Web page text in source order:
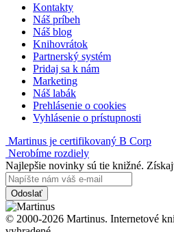
Kontakty
Náš príbeh
Náš blog
Knihovrátok
Partnerský systém
Pridaj sa k nám
Marketing
Náš labák
Prehlásenie o cookies
Vyhlásenie o prístupnosti
Martinus je certifikovaný B Corp
Nerobíme rozdiely
Najlepšie novinky sú tie knižné.
Odoslať
© 2000-2026 Martinus. Internetové